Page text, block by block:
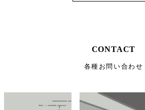
CONTACT
各種お問い合わせ